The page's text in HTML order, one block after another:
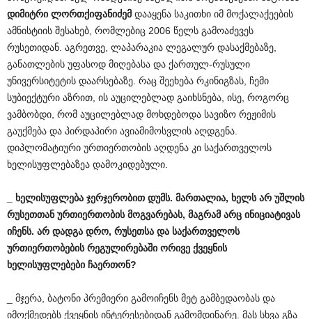
დიმიტრი ლორთქიფანიძემ დააყენა საკითხი იმ მოქალაქეების
ამნისტიის შესახებ, რომლებიც 2006 წელს გამოაძევეს
რუსეთიდან. აგრეთვე, ლაპარაკია ლეგალურ დასაქმებაზე,
განათლების უფასოდ მიღებასა და ქართულ-რუსული
უნივერსიტეტის დაარსებაზე. რაც შეეხება რკინიგზას, ჩემი
სუბიექტური აზრით, ის აუცილებლად გაიხსნება, ისე, როგორც
ვამბობდი, რომ აუცილებლად მოხდებოდა სავიზო რეჟიმის
გაუქმება და პირდაპირი ავიამიმოსვლის აღდგენა.
დიპლომატიური ურთიერთობის აღდენა კი საქართველოს
ხელისუფლებაზეა დამოკიდებული.
ხელისუფლება ჯერჯერობით დუმს. მართალია, ხელს არ უშლის
რუსეთთან ურთიერთობის მოგვარებას, მაგრამ არც ინიციატივას
იჩენს. არ დადგა დრო, რუსეთსა და საქართველოს
ურთიერთობების რეგულირებაში ორივე ქვეყნის
ხელისუფლებები ჩაერთონ?
_ მჯერა, ბატონი პრემიერი გამოიჩენს მეტ გამბედაობას და
იმოქმედებს ქვეყნის ინტერესებიდან გამომდინარე. მას სხვა გზა